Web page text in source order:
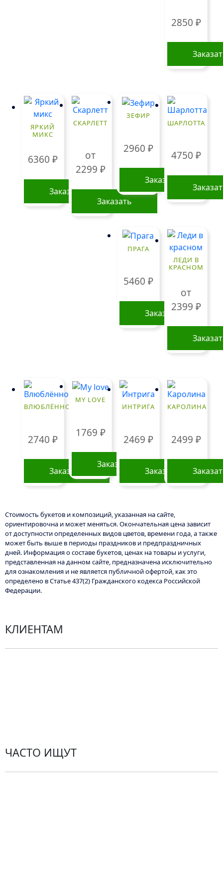
2850 ₽
ЯРКИЙ
МИКС
6360 ₽
Заказать
СКАРЛЕТТ
от
2299 ₽
Заказать
несколько
выбрать
странице
ЗЕФИР
2960 ₽
Заказать
ШАРЛОТТА
4750 ₽
ПРАГА
5460 ₽
Заказать
ЛЕДИ В
КРАСНОМ
от
2399 ₽
выбрать
товара.
ВЛЮБЛЁННОСТЬ
2740 ₽
Заказать
MY LOVE
1769 ₽
Заказать
ИНТРИГА
2469 ₽
Заказать
КАРОЛИНА
2499 ₽
Стоимость букетов и композиций, указанная на сайте,
ориентировочна и может меняться. Окончательная цена зависит
от доступности определенных видов цветов, времени года, а также
может быть выше в периоды праздников и предпраздничных
дней. Информация о составе букетов, ценах на товары и услуги,
представленная на данном сайте, предназначена исключительно
для ознакомления и не является публичной офертой, как это
определено в Статье 437(2) Гражданского кодекса Российской
Федерации.
КЛИЕНТАМ
ЧАСТО ИЩУТ